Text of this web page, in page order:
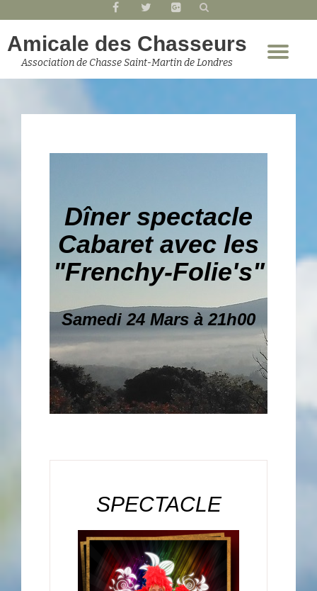
Aller
contenu
fa-
fa-
fa-
plus-
square
la
Amicale des Chasseurs
Association de Chasse Saint-Martin de Londres
Dîner spectacle
Cabaret avec les
"Frenchy-Folie's"
Samedi 24 Mars à 21h00
SPECTACLE